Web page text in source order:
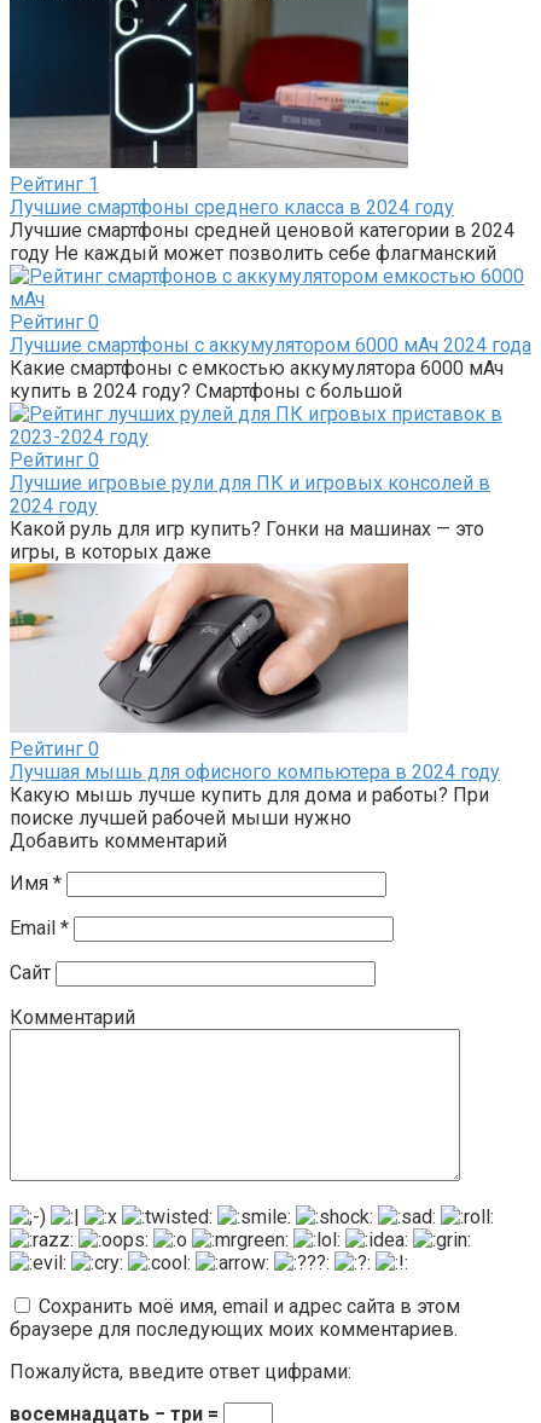
Рейтинг 1
Лучшие смартфоны среднего класса в 2024 году
Лучшие смартфоны средней ценовой категории в 2024
году Не каждый может позволить себе флагманский
Рейтинг 0
Лучшие смартфоны с аккумулятором 6000 мАч 2024 года
Какие смартфоны с емкостью аккумулятора 6000 мАч
купить в 2024 году? Смартфоны с большой
Рейтинг 0
Лучшие игровые рули для ПК и игровых консолей в
2024 году
Какой руль для игр купить? Гонки на машинах — это
игры, в которых даже
Рейтинг 0
Лучшая мышь для офисного компьютера в 2024 году
Какую мышь лучше купить для дома и работы? При
поиске лучшей рабочей мыши нужно
Добавить комментарий
Имя *
Email *
Сайт
Комментарий
Сохранить моё имя, email и адрес сайта в этом
браузере для последующих моих комментариев.
Пожалуйста, введите ответ цифрами:
восемнадцать − три =